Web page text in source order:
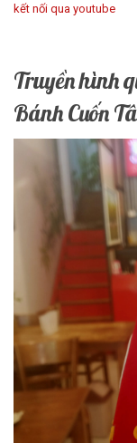
kết nối qua youtube
Truyền hình
Bánh Cuốn